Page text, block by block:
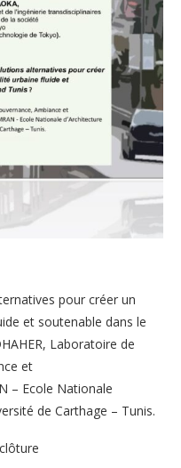
pour créer un
et soutenable dans le
Laboratoire de
et
– Ecole Nationale
de Carthage – Tunis.